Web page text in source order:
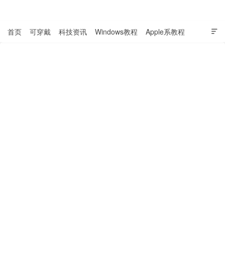

首页 可穿戴 科技资讯 Windows教程 Apple系教程